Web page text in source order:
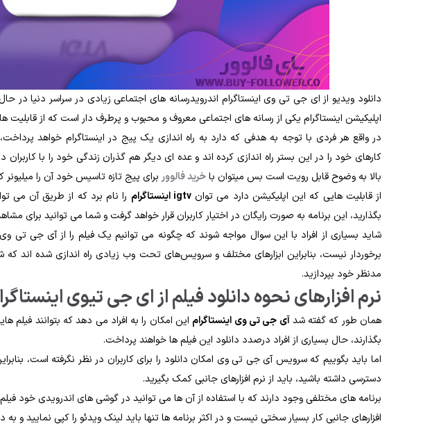
دانلود ویدیو از ای جی تی وی اینستاگرام اندرویدرسانه‌ های اجتماعی زیادی در سراسر دنیا در
اپلیکیشن اینستاگرام یکی از رسانه‌ های اجتماعی معروف و محبوب و پرطرف ‌دار است که از قابلیت‌
در واقع هر فردی با توجه به هدفی که دارد به راه ‌اندازی یک پیج در اینستاگرام خواهد
کارهای خود را در این بستر راه ‌اندازی کرده ‌اند و عده‌ ای دیگر هم گذران زندگی خود را با
بالا به وضوح قابل رویت است بس میتوان باخرید فالوور برای پیج تازه تاسیس خود آن را
از قابلیت ‌هایی که این اپلیکیشن دارد می ‌توانigtv اینستاگرام را نام برد که از طریق آن می
بگذارید، این برنامه به‌ صورت رایگان در اختیار کاربران قرار خواهد گرفت و شما می ‌توانید برای
شاید بسیاری از افراد با این سوال مواجه شوند که چگونه می ‌توانیم یک فیلم را از آی جی تی ‌وی
برخوردار نیست، بنابراین ابزارهای مختلف و سرویس‌های تحت وب زیادی راه‌ اندازی شده ‌اند که
مدنظر خود بپردازید.
نرم ‌افزارهای نحوه دانلود فیلم از ای جی تیوی
همان ‌طور که گفته شدآی جی تی وی اینستاگرام این امکان را به افراد می ‌دهد که بتوانند فیلم‌
بگذارند، حال بسیاری از افراد درصدد دانلود این فیلم‌ ها خواهند پرداخت.
اما باید بگوییم که سرویس آی جی تی ‌وی امکان دانلود را برای کاربران در نظر نگرفته ‌است،
دسترسی داشته باشید، باید از نرم‌ افزارهای جانبی کمک بگیرید.
برنامه‌ های مختلفی وجود دارند ‌که با استفاده از آن‌ ها می‌ توانید در گوشی‌ های اندرویدی خود
‌افزارهای جانبی کار بسیار سختی نیست و در اکثر برنامه‌ ها تنها باید لینک ویدئو را کپی نمایید و به